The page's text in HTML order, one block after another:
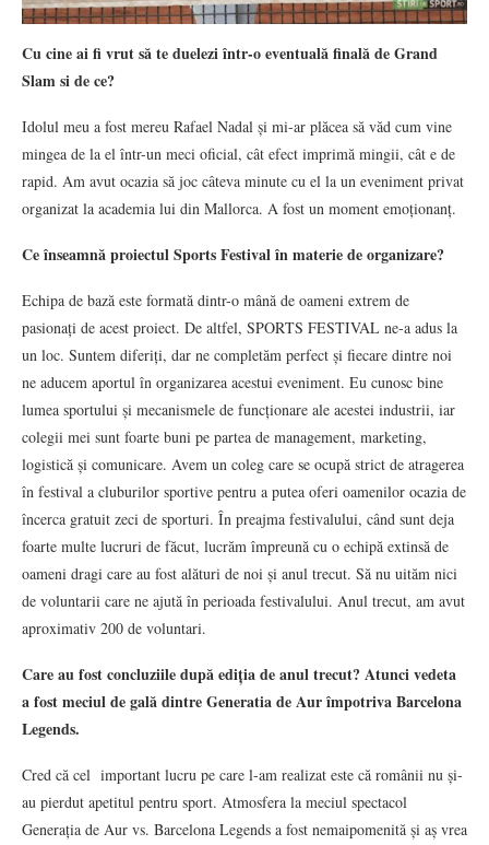
Cu cine ai fi vrut să te duelezi într-o eventuală finală de Grand
Slam si de ce?
Idolul meu a fost mereu Rafael Nadal și mi-ar plăcea să văd cum vine
mingea de la el într-un meci oficial, cât efect imprimă mingii, cât e de
rapid. Am avut ocazia să joc câteva minute cu el la un eveniment privat
organizat la academia lui din Mallorca. A fost un moment emoționanț.
Ce înseamnă proiectul Sports Festival în materie de organizare?
Echipa de bază este formată dintr-o mână de oameni extrem de
pasionați de acest proiect. De altfel, SPORTS FESTIVAL ne-a adus la
un loc. Suntem diferiți, dar ne completăm perfect și fiecare dintre noi
ne aducem aportul în organizarea acestui eveniment. Eu cunosc bine
lumea sportului și mecanismele de funcționare ale acestei industrii, iar
colegii mei sunt foarte buni pe partea de management, marketing,
logistică și comunicare. Avem un coleg care se ocupă strict de atragerea
în festival a cluburilor sportive pentru a putea oferi oamenilor ocazia de
încerca gratuit zeci de sporturi. În preajma festivalului, când sunt deja
foarte multe lucruri de făcut, lucrăm împreună cu o echipă extinsă de
oameni dragi care au fost alături de noi și anul trecut. Să nu uităm nici
de voluntarii care ne ajută în perioada festivalului. Anul trecut, am avut
aproximativ 200 de voluntari.
Care au fost concluziile după ediția de anul trecut? Atunci vedeta
a fost meciul de gală dintre Generatia de Aur împotriva Barcelona
Legends.
Cred că cel important lucru pe care l-am realizat este că românii nu și-
au pierdut apetitul pentru sport. Atmosfera la meciul spectacol
Generația de Aur vs. Barcelona Legends a fost nemaipomenită și aș vrea